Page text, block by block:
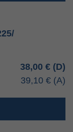
38,00 €
39,10 €